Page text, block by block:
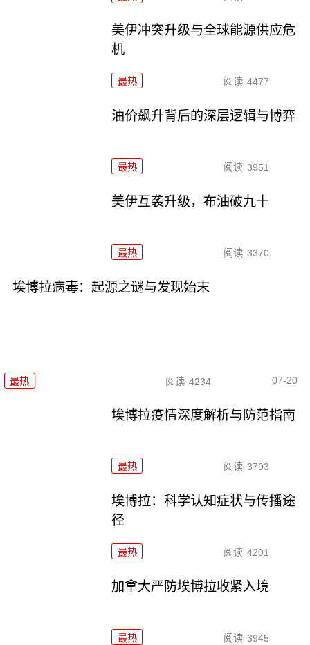
美伊冲突升级与全球能源供应危
机
最热 阅读 4477
油价飙升背后的深层逻辑与博弈
最热 阅读 3951
美伊互袭升级，布油破九十
最热 阅读 3370
埃博拉病毒：起源之谜与发现始末
最热 阅读 4234 07-20
埃博拉疫情深度解析与防范指南
最热 阅读 3793
埃博拉：科学认知症状与传播途
径
最热 阅读 4201
加拿大严防埃博拉收紧入境
最热 阅读 3945